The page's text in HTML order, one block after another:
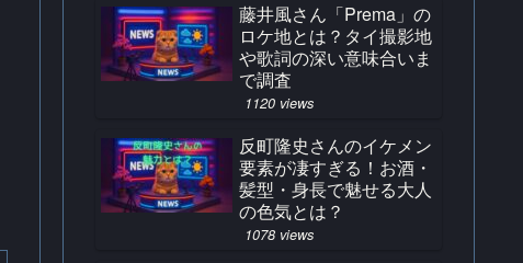
藤井風さん「Prema」の
ロケ地とは？タイ撮影地
や歌詞の深い意味合いま
で調査
1120 views
反町隆史さんのイケメン
要素が凄すぎる！お酒・
髪型・身長で魅せる大人
の色気とは？
1078 views